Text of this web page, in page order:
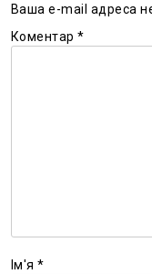
Ваша e-mail адреса
Коментар *
Ім'я *